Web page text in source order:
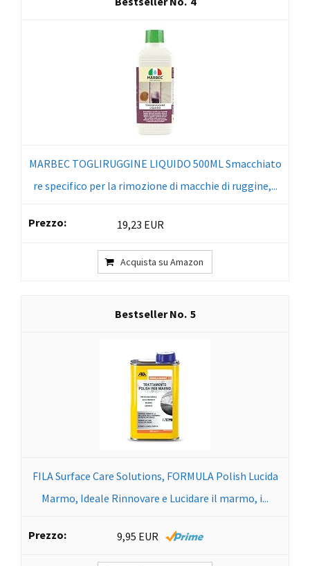
MARBEC TOGLIRUGGINE LIQUIDO 500ML Smacchiato
re specifico per la rimozione di macchie di ruggine,...
19,23 EUR
Acquista su Amazon
5
FILA Surface Care Solutions, FORMULA Polish Lucida
Marmo, Ideale Rinnovare e Lucidare il marmo, i...
9,95 EUR